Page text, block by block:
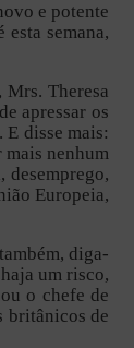
e potente
semana,
Theresa
apressar os
disse mais:
nenhum
desemprego,
Europeia,
diga-
um risco,
o chefe de
britânicos de